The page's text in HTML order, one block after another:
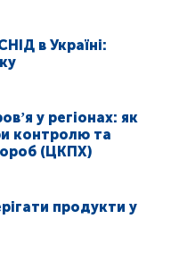
в Україні:
у регіонах: як
контролю та
(ЦКПХ)
продукти у